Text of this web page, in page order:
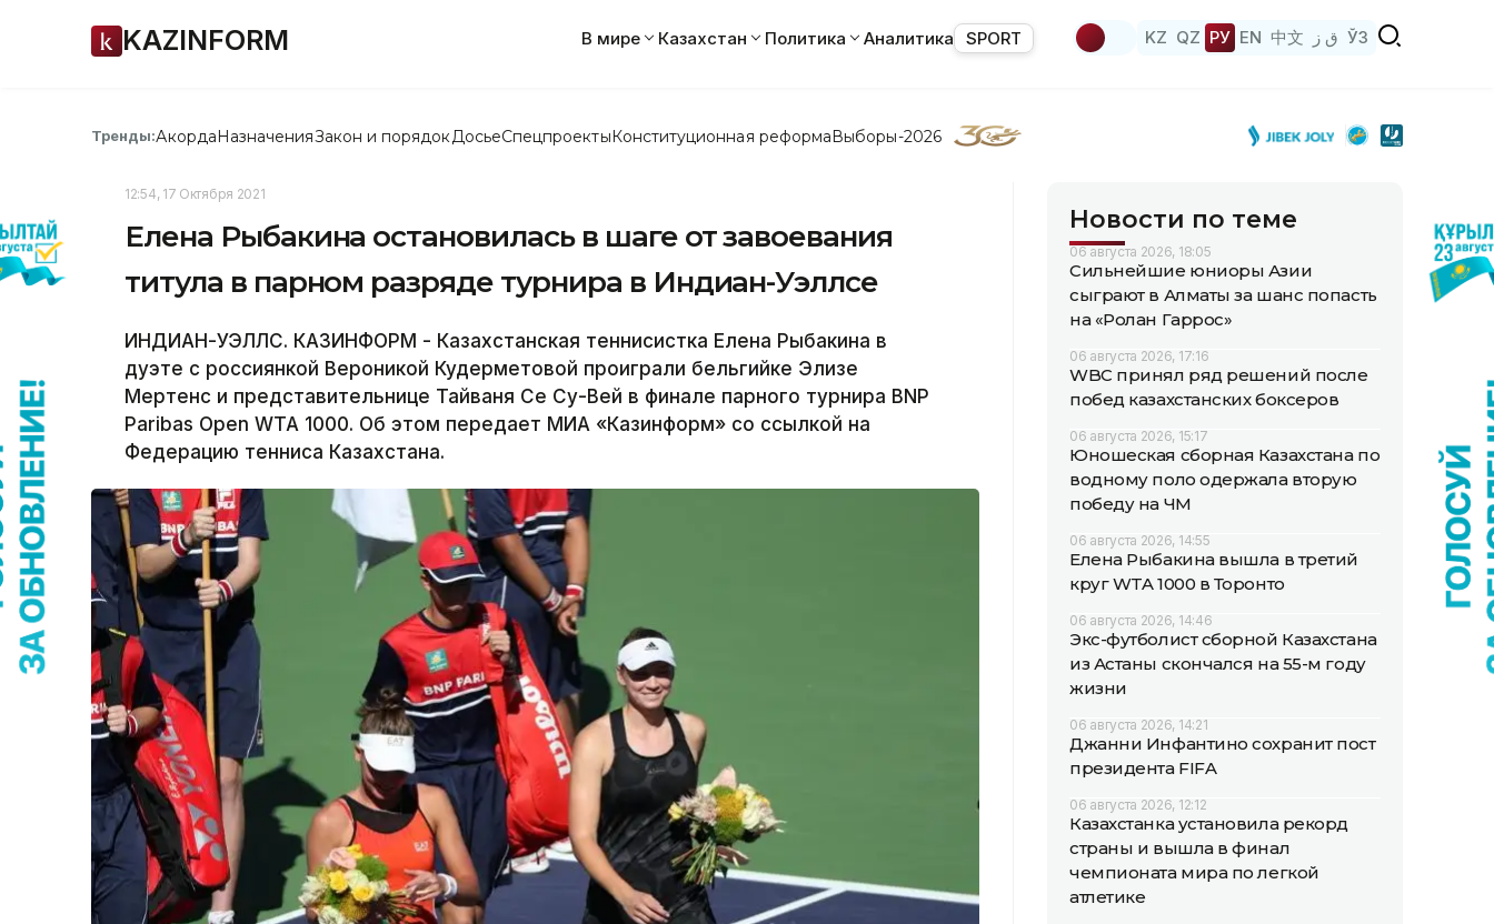
KAZINFORM В мире Казахстан Политика Аналитика SPORT KZ QZ РУ EN 中文 ق ز ЎЗ
Тренды:АкордаНазначенияЗакон и порядок ДосьеСпецпроектыКонституционная реформаВыборы-2026
12:54, 17 Октября 2021
Елена Рыбакина остановилась в шаге от завоевания
титула в парном разряде турнира в Индиан-Уэллсе
ИНДИАН-УЭЛЛС. КАЗИНФОРМ - Казахстанская теннисистка Елена Рыбакина в
дуэте с россиянкой Вероникой Кудерметовой проиграли бельгийке Элизе
Мертенс и представительнице Тайваня Се Су-Вей в финале парного турнира BNP
Paribas Open WTA 1000. Об этом передает МИА «Казинформ» со ссылкой на
Федерацию тенниса Казахстана.
Новости по теме
06 августа 2026, 18:05
Сильнейшие юниоры Азии
сыграют в Алматы за шанс попасть
на «Ролан Гаррос»
06 августа 2026, 17:16
WBC принял ряд решений после
побед казахстанских боксеров
06 августа 2026, 15:17
Юношеская сборная Казахстана по
водному поло одержала вторую
победу на ЧМ
06 августа 2026, 14:55
Елена Рыбакина вышла в третий
круг WTA 1000 в Торонто
06 августа 2026, 14:46
Экс-футболист сборной Казахстана
из Астаны скончался на 55-м году
жизни
06 августа 2026, 14:21
Джанни Инфантино сохранит пост
президента FIFA
06 августа 2026, 12:12
Казахстанка установила рекорд
страны и вышла в финал
чемпионата мира по легкой
атлетике